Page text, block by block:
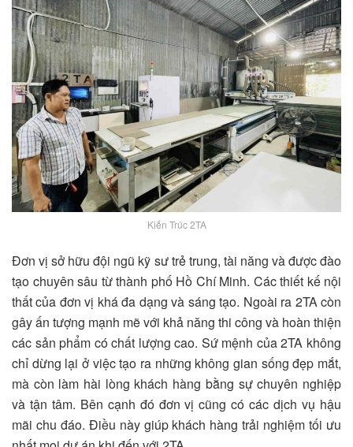
Kiến Trúc 2TA
Đơn vị sở hữu đội ngũ kỹ sư trẻ trung, tài năng và được đào
tạo chuyên sâu từ thành phố Hồ Chí Minh. Các thiết kế nội
thất của đơn vị khá đa dạng và sáng tạo. Ngoài ra 2TA còn
gây ấn tượng mạnh mẽ với khả năng thi công và hoàn thiện
các sản phẩm có chất lượng cao. Sứ mệnh của 2TA không
chỉ dừng lại ở việc tạo ra những không gian sống đẹp mắt,
mà còn làm hài lòng khách hàng bằng sự chuyên nghiệp
và tận tâm. Bên cạnh đó đơn vị cũng có các dịch vụ hậu
mãi chu đáo. Điều này giúp khách hàng trải nghiệm tối ưu